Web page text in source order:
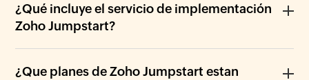
¿Qué incluye el servicio de implementación
Zoho Jumpstart?
‌¿Que planes de Zoho Jumpstart estan